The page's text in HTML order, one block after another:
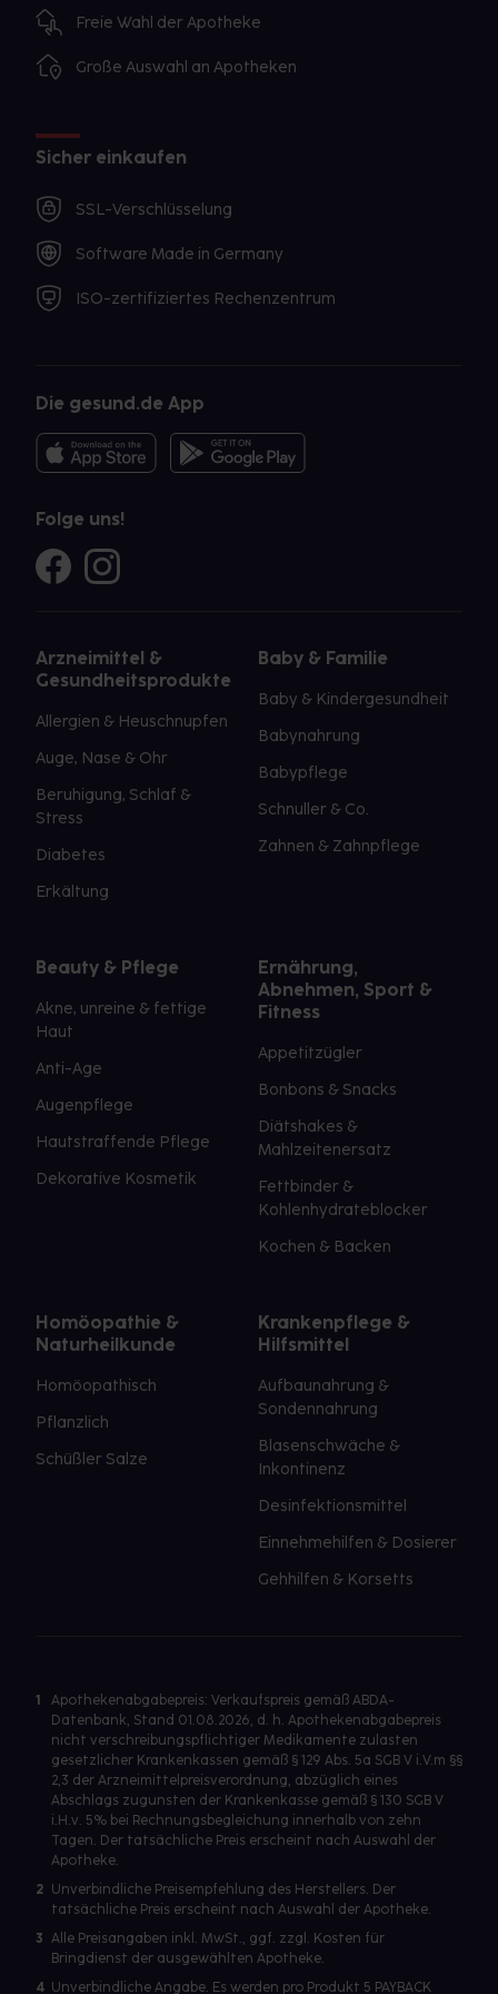
Freie Wahl der Apotheke
Große Auswahl an Apotheken
Sicher einkaufen
SSL-Verschlüsselung
Software Made in Germany
ISO-zertifiziertes Rechenzentrum
Die gesund.de App
Folge uns!
Arzneimittel &
Gesundheitsprodukte
Allergien & Heuschnupfen
Auge, Nase & Ohr
Beruhigung, Schlaf &
Stress
Diabetes
Erkältung
Baby & Familie
Baby & Kindergesundheit
Babynahrung
Babypflege
Schnuller & Co.
Zahnen & Zahnpflege
Beauty & Pflege
Akne, unreine & fettige
Haut
Anti-Age
Augenpflege
Hautstraffende Pflege
Dekorative Kosmetik
Ernährung,
Abnehmen, Sport &
Fitness
Appetitzügler
Bonbons & Snacks
Diätshakes &
Mahlzeitenersatz
Fettbinder &
Kohlenhydrateblocker
Kochen & Backen
Homöopathie &
Naturheilkunde
Homöopathisch
Pflanzlich
Schüßler Salze
Krankenpflege &
Hilfsmittel
Aufbaunahrung &
Sondennahrung
Blasenschwäche &
Inkontinenz
Desinfektionsmittel
Einnehmehilfen & Dosierer
Gehhilfen & Korsetts
1
Apothekenabgabepreis: Verkaufspreis gemäß ABDA-
Datenbank, Stand 01.08.2026, d. h. Apothekenabgabepreis
nicht verschreibungspflichtiger Medikamente zulasten
gesetzlicher Krankenkassen gemäß § 129 Abs. 5a SGB V i.V.m §§
2,3 der Arzneimittelpreisverordnung, abzüglich eines
Abschlags zugunsten der Krankenkasse gemäß § 130 SGB V
i.H.v. 5% bei Rechnungsbegleichung innerhalb von zehn
Tagen. Der tatsächliche Preis erscheint nach Auswahl der
Apotheke.
2 Unverbindliche Preisempfehlung des Herstellers. Der
tatsächliche Preis erscheint nach Auswahl der Apotheke.
3 Alle Preisangaben inkl. MwSt., ggf. zzgl. Kosten für
Bringdienst der ausgewählten Apotheke.
4 Unverbindliche Angabe. Es werden pro Produkt 5 PAYBACK